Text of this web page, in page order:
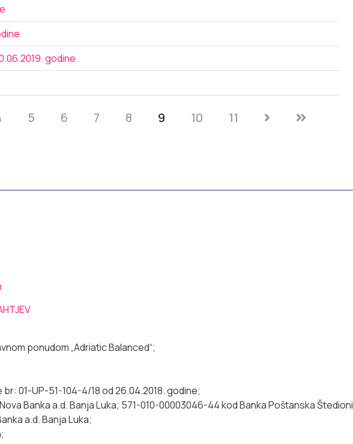
godine
5 6 7 8 9 10 11
ponudom „Adriatic Balanced“;
br: 01-UP-51-104-4/18 od 26.04.2018. godine;
Banka a.d. Banja Luka; 571-010-00003046-44 kod Banka Poštanska
a.d. Banja Luka;